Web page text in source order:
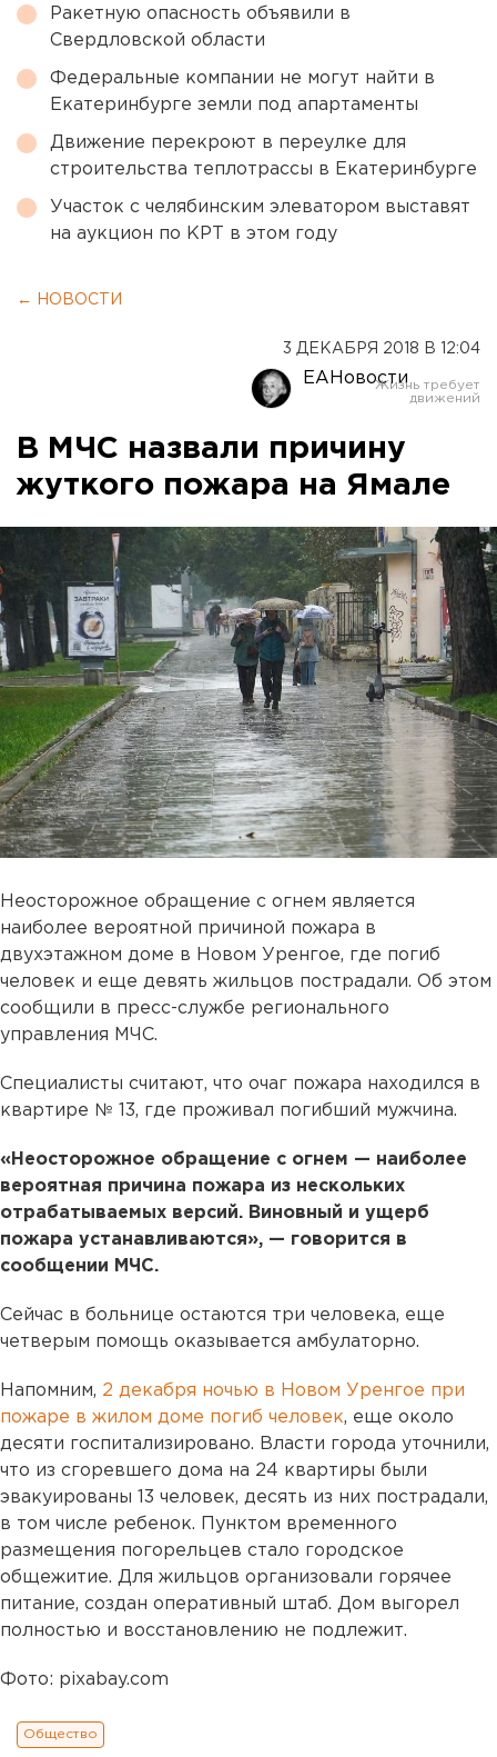
Ракетную опасность объявили в
Свердловской области
Федеральные компании не могут найти в
Екатеринбурге земли под апартаменты
Движение перекроют в переулке для
строительства теплотрассы в Екатеринбурге
Участок с челябинским элеватором выставят
на аукцион по КРТ в этом году
← НОВОСТИ
3 ДЕКАБРЯ 2018 В 12:04
ЕАНовости
В МЧС назвали причину
жуткого пожара на Ямале
Неосторожное обращение с огнем является
наиболее вероятной причиной пожара в
двухэтажном доме в Новом Уренгое, где погиб
человек и еще девять жильцов пострадали. Об этом
сообщили в пресс-службе регионального
управления МЧС.
Специалисты считают, что очаг пожара находился в
квартире № 13, где проживал погибший мужчина.
«Неосторожное обращение с огнем — наиболее
вероятная причина пожара из нескольких
отрабатываемых версий. Виновный и ущерб
пожара устанавливаются», — говорится в
сообщении МЧС.
Сейчас в больнице остаются три человека, еще
четверым помощь оказывается амбулаторно.
Напомним, 2 декабря ночью в Новом Уренгое при
пожаре в жилом доме погиб человек, еще около
десяти госпитализировано. Власти города уточнили,
что из сгоревшего дома на 24 квартиры были
эвакуированы 13 человек, десять из них пострадали,
в том числе ребенок. Пунктом временного
размещения погорельцев стало городское
общежитие. Для жильцов организовали горячее
питание, создан оперативный штаб. Дом выгорел
полностью и восстановлению не подлежит.
Фото: pixabay.com
Общество